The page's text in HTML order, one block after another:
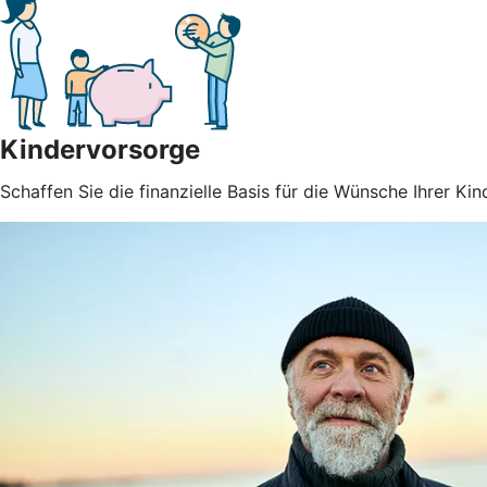
Kindervorsorge
Schaffen Sie die finanzielle Basis für die Wünsche Ihrer